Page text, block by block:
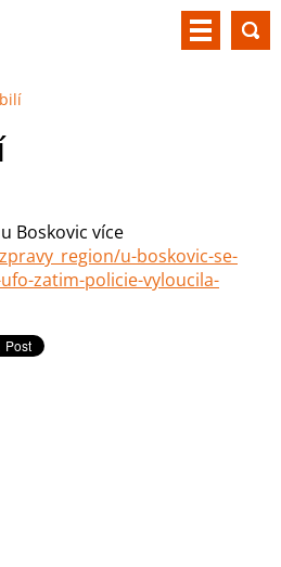
Boskovic více
u-boskovic-se-
zatim-policie-vyloucila-